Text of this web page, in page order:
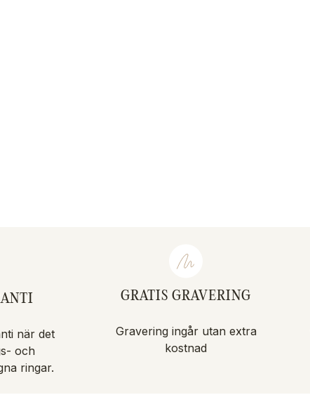
när det
och
ringar.
GRATIS GRAVERING
Gravering ingår utan extra
kostnad